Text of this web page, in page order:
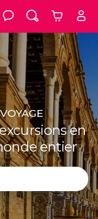
en
entier
Rechercher